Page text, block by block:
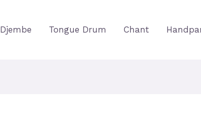
Djembe Tongue Drum Chant